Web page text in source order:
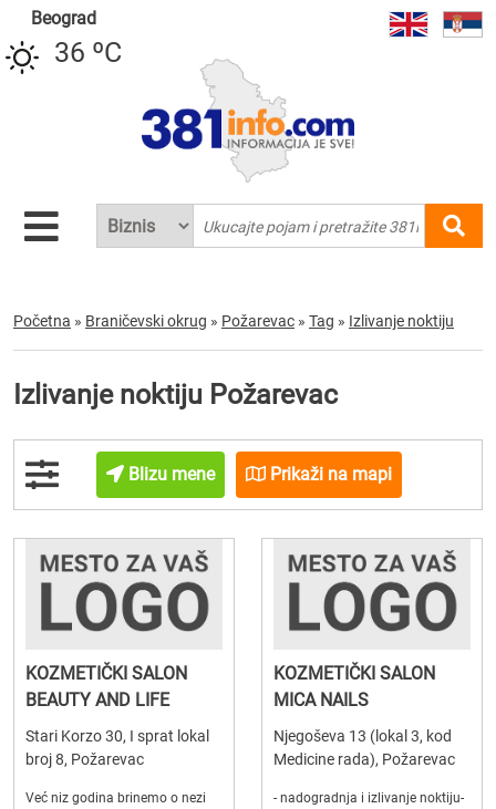
Beograd
36 ºC
Početna » Braničevski okrug » Požarevac » Tag » Izlivanje noktiju
Izlivanje noktiju Požarevac
Blizu mene Prikaži na mapi
KOZMETIČKI SALON
BEAUTY AND LIFE
Stari Korzo 30, I sprat lokal
broj 8, Požarevac
Već niz godina brinemo o nezi
KOZMETIČKI SALON
MICA NAILS
Njegoševa 13 (lokal 3, kod
Medicine rada), Požarevac
- nadogradnja i izlivanje noktiju-